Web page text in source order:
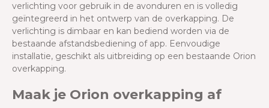
verlichting voor gebruik in de avonduren en is volledig
geïntegreerd in het ontwerp van de overkapping. De
verlichting is dimbaar en kan bediend worden via de
bestaande afstandsbediening of app. Eenvoudige
installatie, geschikt als uitbreiding op een bestaande Orion
overkapping.
Maak je Orion overkapping af